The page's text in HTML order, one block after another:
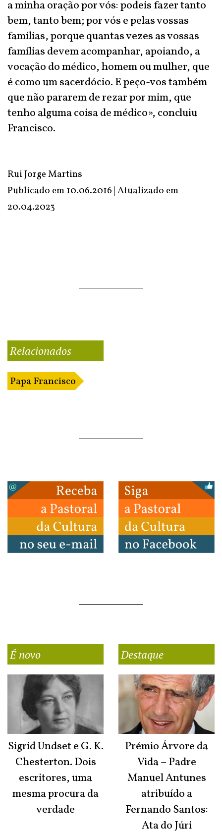
a minha oração por vós: podeis fazer tanto
bem, tanto bem; por vós e pelas vossas
famílias, porque quantas vezes as vossas
famílias devem acompanhar, apoiando, a
vocação do médico, homem ou mulher, que
é como um sacerdócio. E peço-vos também
que não pararem de rezar por mim, que
tenho alguma coisa de médico», concluiu
Francisco.
Rui Jorge Martins
Publicado em 10.06.2016 | Atualizado em
20.04.2023
Relacionados
Papa Francisco
É novo
Sigrid Undset e G. K.
Chesterton. Dois
escritores, uma
mesma procura da
verdade
Destaque
Prémio Árvore da
Vida – Padre
Manuel Antunes
atribuído a
Fernando Santos:
Ata do Júri